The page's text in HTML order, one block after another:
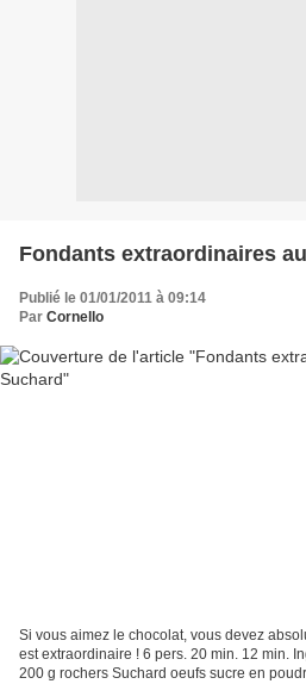
Fondants extraordinaires
Publié le 01/01/2011 à 09:14
Par Cornello
Si vous aimez le chocolat, vous devez
est extraordinaire ! 6 pers. 20 min. 12 min.
200 g rochers Suchard oeufs sucre en